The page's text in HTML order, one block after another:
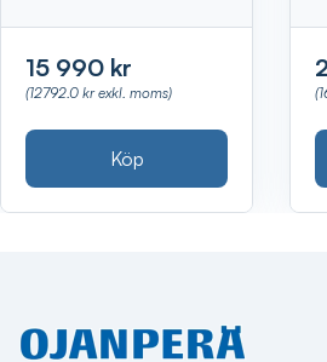
15 990 kr
(12792.0 kr exkl. moms)
Köp